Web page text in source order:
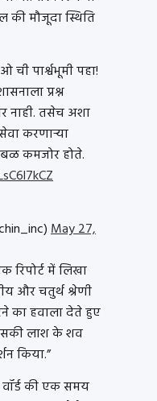
की मौजूदा स्थिति
ची पार्श्वभूमी पहा!
प्रश्न
नाही. तसेच अशा
करणाऱ्या
बळ कमजोर होते.
May 27,
रिपोर्ट में लिखा
और चतुर्थ श्रेणी
का हवाला देते हुए
लाश के शव
किया.”
की एक समय